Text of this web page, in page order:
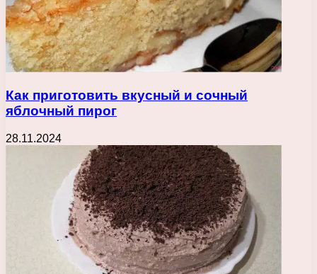
Как приготовить вкусный и сочный
яблочный пирог
28.11.2024